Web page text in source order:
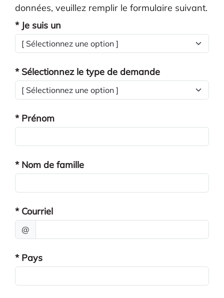
données, veuillez remplir le formulaire suivant.
* Je suis un
* Sélectionnez le type de demande
* Prénom
* Nom de famille
* Courriel
@
* Pays